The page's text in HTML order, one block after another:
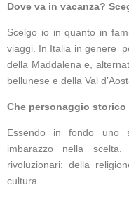
Dove va in vacanza?
Scelgo io in quanto in
viaggi. In Italia in genere
della Maddalena e,
bellunese e della Val
Che personaggio storico
Essendo in fondo uno
imbarazzo nella
rivoluzionari: della
cultura.